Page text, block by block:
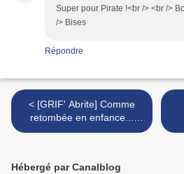
Super pour Pirate !<br /> <br />
/> Bises
Répondre
< [GRIF' Abrite] Comme
retombée en enfance...
Bouchon.
Hébergé par Canalblog